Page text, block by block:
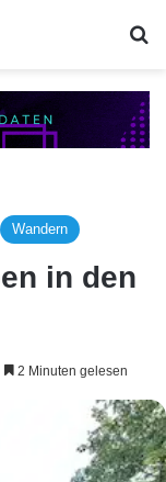
Wandern
in den
2 Minuten gelesen